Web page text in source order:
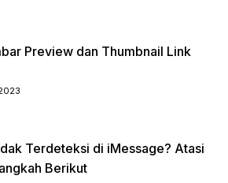
Preview dan Thumbnail Link
Terdeteksi di iMessage? Atasi
Berikut